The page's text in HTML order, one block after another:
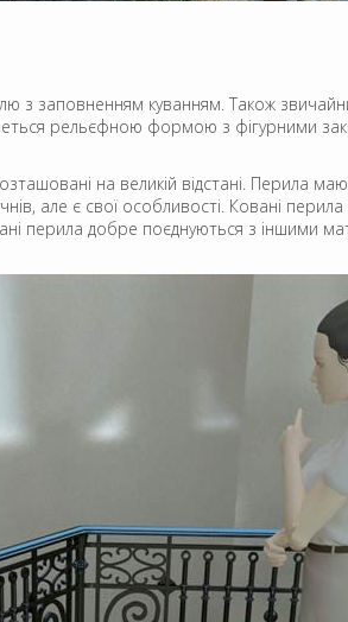
з заповненням куванням. Також
рельєфною формою з фігурними
на великій відстані.
але є свої особливості. Ковані
перила добре поєднуються з іншими